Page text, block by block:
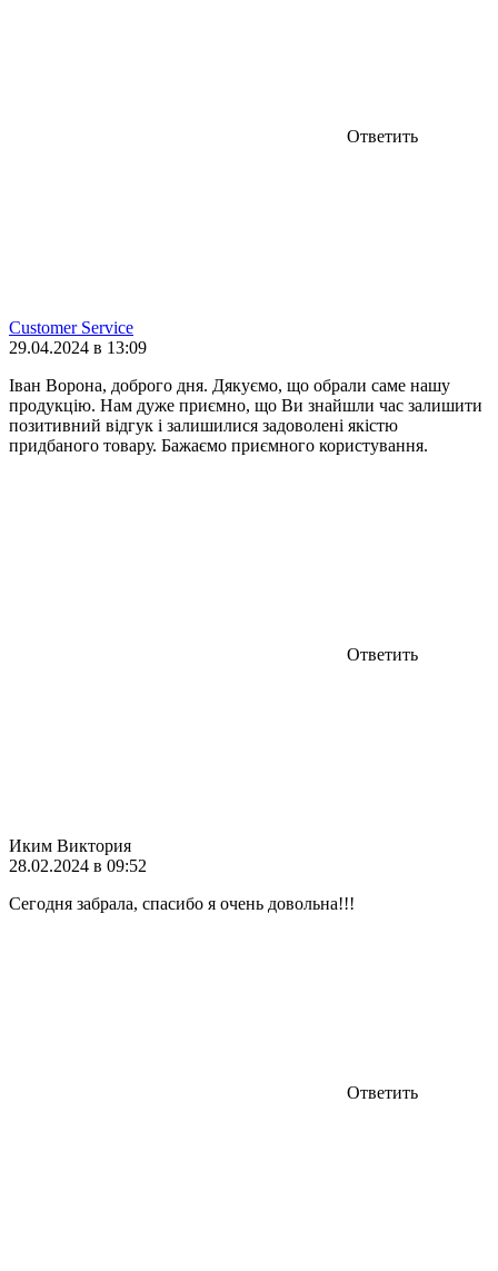
Ответить
Customer Service
29.04.2024 в 13:09
Іван Ворона, доброго дня. Дякуємо, що обрали саме нашу
продукцію. Нам дуже приємно, що Ви знайшли час залишити
позитивний відгук і залишилися задоволені якістю
придбаного товару. Бажаємо приємного користування.
Ответить
Иким Виктория
28.02.2024 в 09:52
Сегодня забрала, спасибо я очень довольна!!!
Ответить